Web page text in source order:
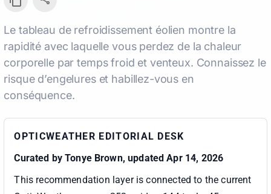
Le tableau de refroidissement éolien montre la
rapidité avec laquelle vous perdez de la chaleur
corporelle par temps froid et venteux. Connaissez le
risque d’engelures et habillez-vous en
conséquence.
OPTICWEATHER EDITORIAL DESK
Curated byTonye Brown, updated Apr 14, 2026
This recommendation layer is connected to the current